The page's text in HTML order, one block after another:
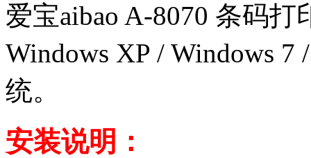
爱宝aibao A-8070 条码
Windows XP / Windows 7
统。
安装说明：